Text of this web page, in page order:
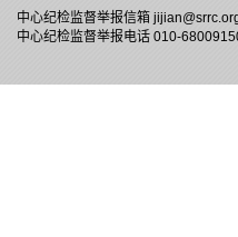
中心纪检监督举报信箱
中心纪检监督举报电话 010-